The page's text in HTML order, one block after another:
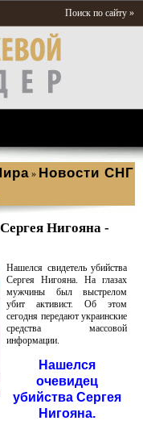
Поиск по сайту »
» Новости СНГ
Нигояна -
Нашелся свидетель убийства
Сергея Нигояна. На глазах
мужчины был выстрелом
убит активист. Об этом
сегодня передают украинские
средства массовой
информации.
Нашелся
очевидец
убийства Сергея
Нигояна.